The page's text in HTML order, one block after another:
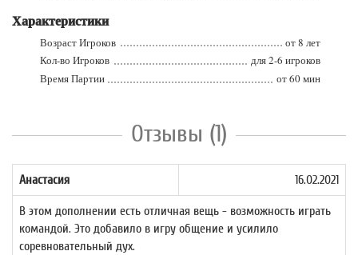
Характеристики
Возраст Игроков
от 8 лет
Кол-во Игроков
для 2-6 игроков
Время Партии
от 60 мин
Отзывы (1)
Анастасия 16.02.2021
В этом дополнении есть отличная вещь - возможность играть
командой. Это добавило в игру общение и усилило
соревновательный дух.